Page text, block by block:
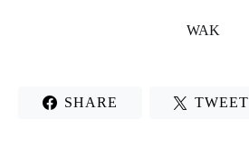
WAK
SHARE TWEET